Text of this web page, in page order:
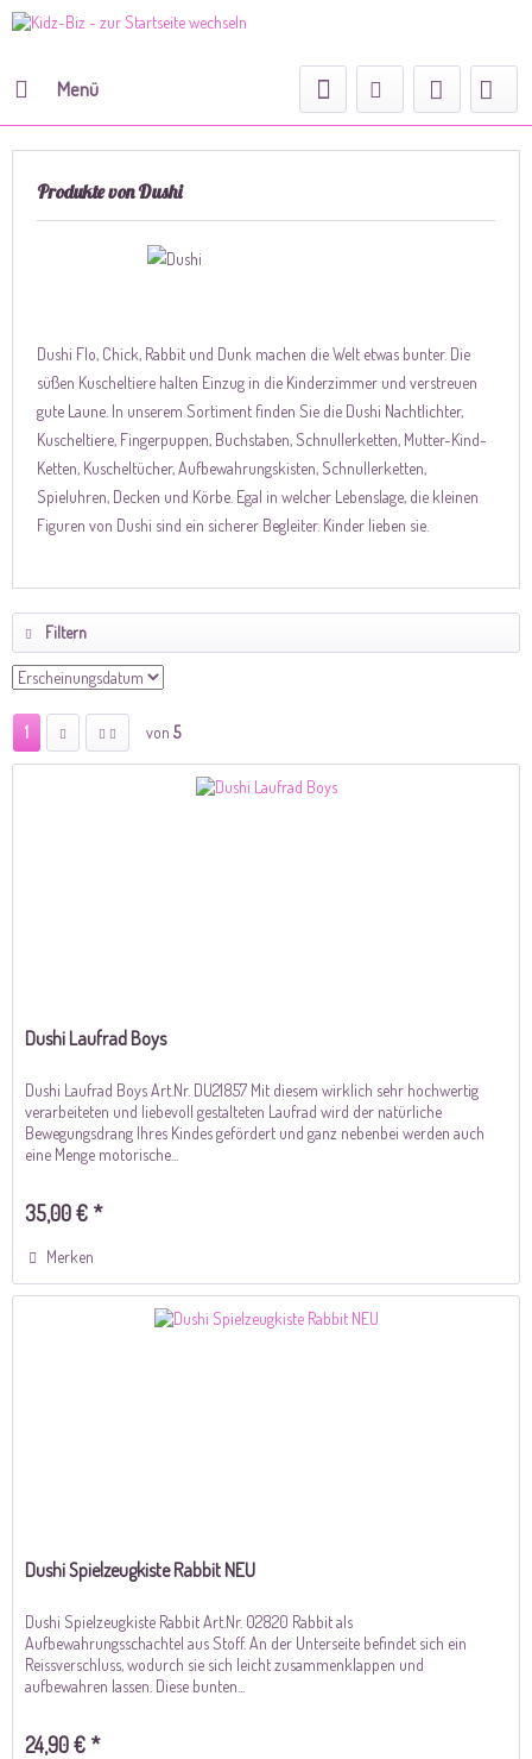
Menü
Produkte von Dushi
Dushi Flo, Chick, Rabbit und Dunk machen die Welt etwas bunter. Die
süßen Kuscheltiere halten Einzug in die Kinderzimmer und verstreuen
gute Laune. In unserem Sortiment finden Sie die Dushi Nachtlichter,
Kuscheltiere, Fingerpuppen, Buchstaben, Schnullerketten, Mutter-Kind-
Ketten, Kuscheltücher, Aufbewahrungskisten, Schnullerketten,
Spieluhren, Decken und Körbe. Egal in welcher Lebenslage, die kleinen
Figuren von Dushi sind ein sicherer Begleiter. Kinder lieben sie.
Filtern
1 von 5
Dushi Laufrad Boys
Dushi Laufrad Boys Art.Nr. DU21857 Mit diesem wirklich sehr hochwertig
verarbeiteten und liebevoll gestalteten Laufrad wird der natürliche
Bewegungsdrang Ihres Kindes gefördert und ganz nebenbei werden auch
eine Menge motorische...
35,00 € *
Merken
Dushi Spielzeugkiste Rabbit NEU
Dushi Spielzeugkiste Rabbit Art.Nr. 02820 Rabbit als
Aufbewahrungsschachtel aus Stoff. An der Unterseite befindet sich ein
Reissverschluss, wodurch sie sich leicht zusammenklappen und
aufbewahren lassen. Diese bunten...
24,90 € *